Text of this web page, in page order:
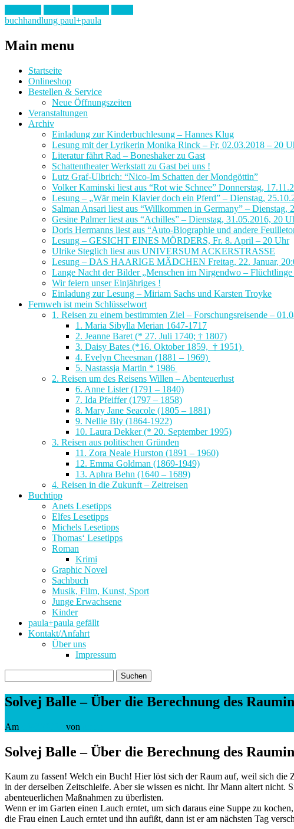
buchhandlung paul+paula
Main menu
Skip
content
Startseite
Onlineshop
Bestellen & Service
Neue Öffnungszeiten
Veranstaltungen
Archiv
Einladung zur Kinderbuchlesung – Hannes Klug
Lesung mit der Lyrikerin Monika Rinck – Fr, 02.03.2018 – 20
Literatur fährt Rad – Boneshaker zu Gast
Schattentheater Werkstatt zu Gast bei uns !
Lutz Graf-Ulbrich: “Nico-Im Schatten der Mondgöttin”
Volker Kaminski liest aus “Rot wie Schnee” Donnerstag,
Lesung – „Wär mein Klavier doch ein Pferd” – Dienstag,
Salman Ansari liest aus “Willkommen in Germany” – Dienstag,
Gesine Palmer liest aus “Achilles” – Dienstag, 31.05.2016, 20
Doris Hermanns liest aus “Auto-Biographie und andere
Lesung – GESICHT EINES MÖRDERS, Fr. 8. April – 20 Uhr
Ulrike Steglich liest aus UNIVERSUM ACKERSTRASSE
Lesung – DAS HAARIGE MÄDCHEN Freitag, 22. Januar,
Lange Nacht der Bilder „Menschen im Nirgendwo – Flüchtlinge
Wir feiern unser Einjähriges !
Einladung zur Lesung – Miriam Sachs und Karsten Troyke
Fernweh ist mein Schlüsselwort
1. Reisen zu einem bestimmten Ziel – Forschungsreisende –
1. Maria Sibylla Merian 1647-1717
2. Jeanne Baret (* 27. Juli 1740; † 1807)
3. Daisy Bates (*16. Oktober 1859, † 1951)
4. Evelyn Cheesman (1881 – 1969)
5. Nastassja Martin * 1986
2. Reisen um des Reisens Willen – Abenteuerlust
6. Anne Lister (1791 – 1840)
7. Ida Pfeiffer (1797 – 1858)
8. Mary Jane Seacole (1805 – 1881)
9. Nellie Bly (1864-1922)
10. Laura Dekker (* 20. September 1995)
3. Reisen aus politischen Gründen
11. Zora Neale Hurston (1891 – 1960)
12. Emma Goldman (1869-1949)
13. Aphra Behn (1640 – 1689)
4. Reisen in die Zukunft – Zeitreisen
Buchtipp
Anets Lesetipps
Elfes Lesetipps
Michels Lesetipps
Thomas‘ Lesetipps
Roman
Krimi
Graphic Novel
Sachbuch
Musik, Film, Kunst, Sport
Junge Erwachsene
Kinder
paula+paula gefällt
Kontakt/Anfahrt
Über uns
Impressum
nach:
Solvej Balle – Über die Berechnung des
Am von
Solvej Balle – Über die Berechnung des
Kaum zu fassen! Welch ein Buch! Hier löst sich der Raum auf, weil sich
in der derselben Zeitschleife. Aber sie wissen es nicht. Ihr Mann altert nicht.
abenteuerlichen Maßnahmen zu überlisten.
Wenn er im Garten einen Lauch erntet, um sich daraus eine Suppe zu
die Frau einen Lauch erntet und ihn aufißt, dann ist er am nächsten Tag